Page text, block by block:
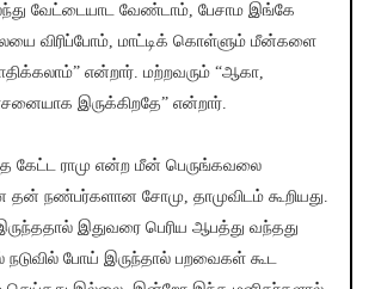
வேட்டையாட வேண்டாம், பேசாம இங்கே
விரிப்போம், மாட்டிக் கொள்ளும் மீன்களை
என்றார். மற்றவரும் “ஆகா,
இருக்கிறதே” என்றார்.
கேட்ட ராமு என்ற மீன் பெருங்கவலை
தன் நண்பர்களான சோமு, தாமுவிடம் கூறியது.
இதுவரை பெரிய ஆபத்து வந்தது
நடுவில் போய் இருந்தால் பறவைகள் கூட